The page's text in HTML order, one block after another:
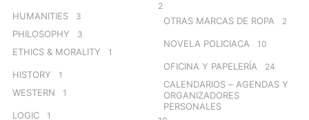
HUMANITIES 3
PHILOSOPHY 3
ETHICS & MORALITY 1
HISTORY 1
WESTERN 1
LOGIC 1
2
OTRAS MARCAS DE ROPA 2
NOVELA POLICIACA 10
OFICINA Y PAPELERÍA 24
CALENDARIOS – AGENDAS Y
ORGANIZADORES
PERSONALES